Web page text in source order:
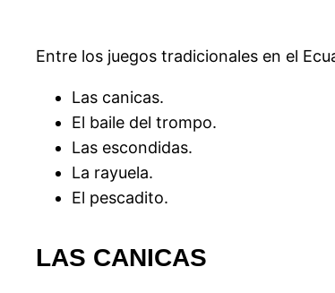
Entre los juegos tradicionales en el
Las canicas.
El baile del trompo.
Las escondidas.
La rayuela.
El pescadito.
LAS CANICAS